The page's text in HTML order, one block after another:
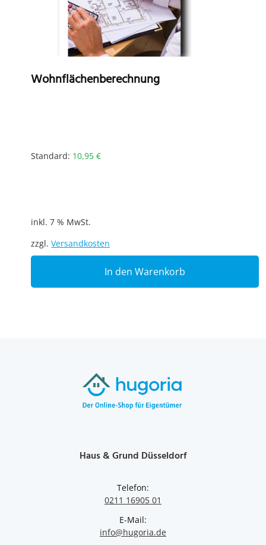
Wohnflächenberechnung
Standard: 10,95 €
inkl. 7 % MwSt.
zzgl. Versandkosten
In den Warenkorb
Haus & Grund Düsseldorf
Telefon:
0211 16905 01
E-Mail:
info@hugoria.de